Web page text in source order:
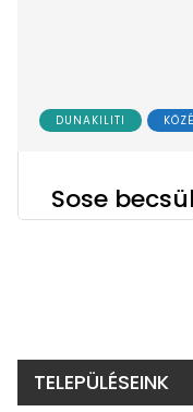
DUNAKILITI
Sose
TELEPÜLÉSEINK